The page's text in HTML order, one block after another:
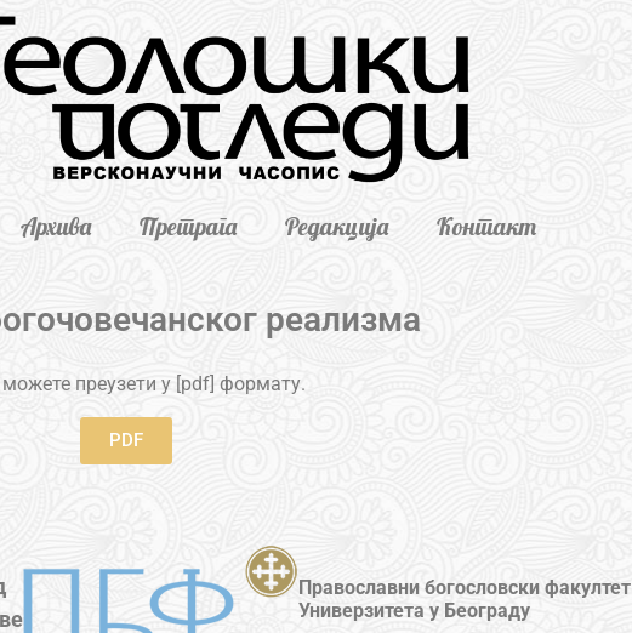
Архива Претрага Редакција Контакт
реализма
можете преузети у [pdf] формату.
PDF
Православни богословски факултет
Универзитета у Београду